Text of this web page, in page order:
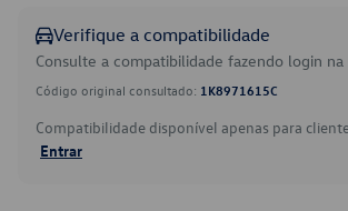
Verifique a compatibilidade
Consulte a compatibilidade fazendo login na
Código original consultado: 1K8971615C
Compatibilidade disponível apenas para
Entrar